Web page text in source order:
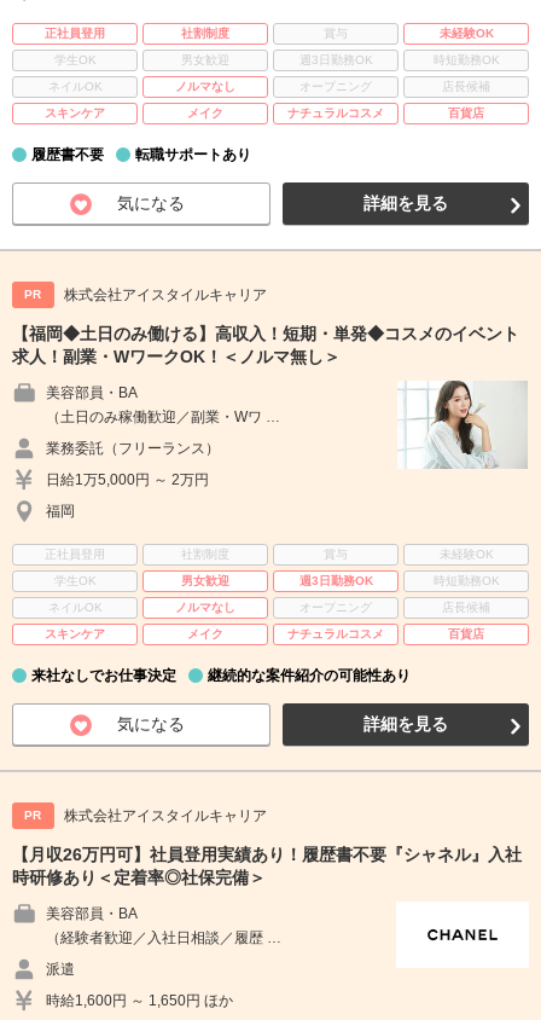
正社員登用 社割制度 賞与
未経験OK
学生OK
男女歓迎 週3日勤務OK
時短勤務OK
ネイルOK
ノルマなし オープニング
店長候補
スキンケア
メイク ナチュラルコスメ 百貨店
履歴書不要 転職サポートあり
気になる 詳細を見る
PR 株式会社アイスタイルキャリア
【福岡◆土日のみ働ける】高収入！短期・単発◆コスメのイベント
求人！副業・WワークOK！＜ノルマ無し＞
美容部員・BA
（土日のみ稼働歓迎／副業・Wワ …
業務委託（フリーランス）
日給1万5,000円 ～ 2万円
福岡
正社員登用 社割制度 賞与
未経験OK
学生OK
男女歓迎 週3日勤務OK
時短勤務OK
ネイルOK
ノルマなし オープニング
店長候補
スキンケア
メイク ナチュラルコスメ 百貨店
来社なしでお仕事決定 継続的な案件紹介の可能性あり
気になる 詳細を見る
PR 株式会社アイスタイルキャリア
【月収26万円可】社員登用実績あり！履歴書不要『シャネル』入社
時研修あり＜定着率◎社保完備＞
美容部員・BA
（経験者歓迎／入社日相談／履歴 …
派遣
時給1,600円 ～ 1,650円 ほか